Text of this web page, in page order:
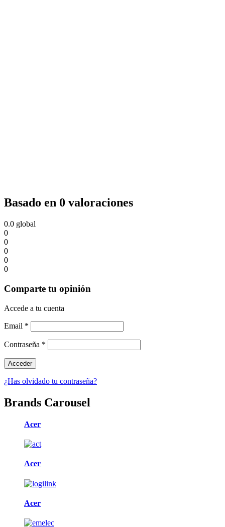
Basado en 0 valoraciones
0.0 global
0
0
0
0
0
Comparte tu opinión
Accede a tu cuenta
Email *
Contraseña *
¿Has olvidado tu contraseña?
Brands Carousel
Acer
Acer
Acer